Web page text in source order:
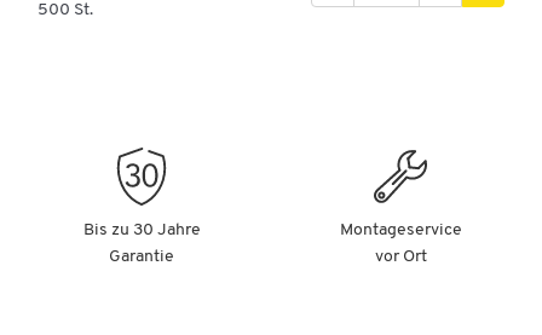
500 St.
Bis zu 30 Jahre
Garantie
Montageservice
vor Ort